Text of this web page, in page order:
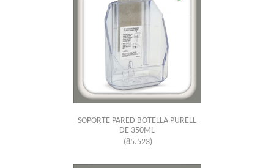
SOPORTE PARED BOTELLA PURELL
DE 350ML
(85.523)